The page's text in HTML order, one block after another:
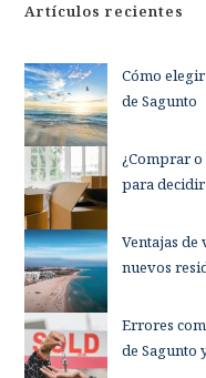
Artículos recientes
Cómo
de Sagunto
¿Comprar
para
Ventajas
nuevos
Errores
de Sagunto